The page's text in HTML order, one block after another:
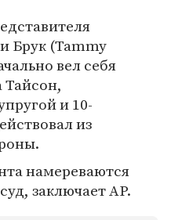
Брук (Tammy
вел себя
Тайсон,
и 10-
из
намереваются
заключает AP.